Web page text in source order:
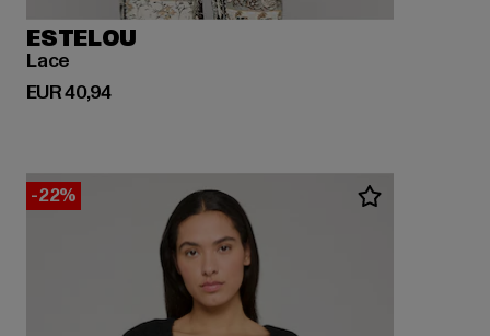
ESTELOU
Lace
EUR 40,94
Derzeitiger Preis: EUR 40,94
-22%